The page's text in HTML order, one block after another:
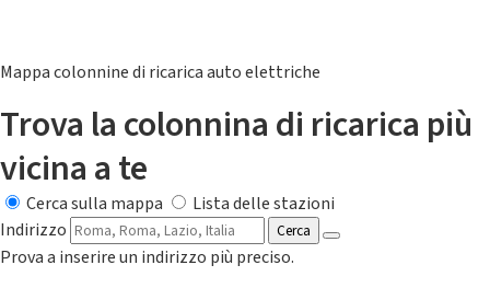
Mappa colonnine di ricarica auto elettriche
Trova la colonnina di ricarica più
vicina a te
Cerca sulla mappa
Lista delle stazioni
Indirizzo
Cerca
Prova a inserire un indirizzo più preciso.